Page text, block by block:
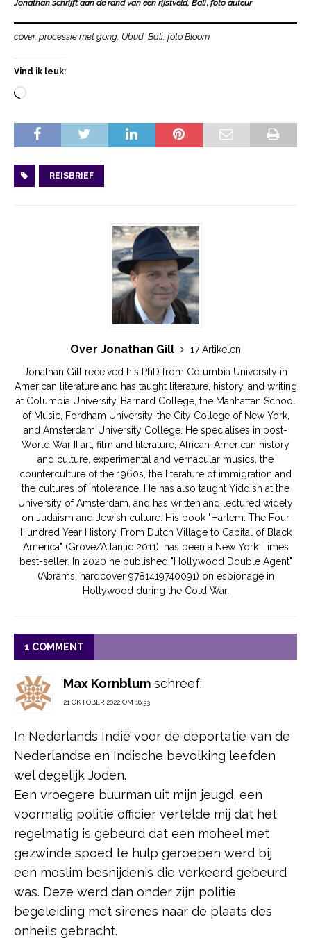
Jonathan schrijft aan de rand van een rijstveld, Bali, foto auteur
cover: processie met gong, Ubud, Bali, foto Bloom
Vind ik leuk:
REISBRIEF
Over Jonathan Gill
17 Artikelen
Jonathan Gill received his PhD from Columbia University in
American literature and has taught literature, history, and writing
at Columbia University, Barnard College, the Manhattan School
of Music, Fordham University, the City College of New York,
and Amsterdam University College. He specialises in post-
World War II art, film and literature, African-American history
and culture, experimental and vernacular musics, the
counterculture of the 1960s, the literature of immigration and
the cultures of intolerance. He has also taught Yiddish at the
University of Amsterdam, and has written and lectured widely
on Judaism and Jewish culture. His book "Harlem: The Four
Hundred Year History, From Dutch Village to Capital of Black
America" (Grove/Atlantic 2011), has been a New York Times
best-seller. In 2020 he published "Hollywood Double Agent"
(Abrams, hardcover 9781419740091) on espionage in
Hollywood during the Cold War.
1 COMMENT
Max Kornblum schreef:
21 OKTOBER 2022 OM 16:33
In Nederlands Indië voor de deportatie van de
Nederlandse en Indische bevolking leefden
wel degelijk Joden.
Een vroegere buurman uit mijn jeugd, een
voormalig politie officier vertelde mij dat het
regelmatig is gebeurd dat een moheel met
gezwinde spoed te hulp geroepen werd bij
een moslim besnijdenis die verkeerd gebeurd
was. Deze werd dan onder zijn politie
begeleiding met sirenes naar de plaats des
onheils gebracht.